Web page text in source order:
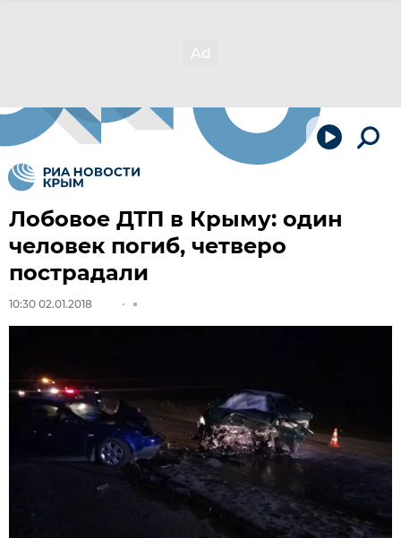
Лобовое ДТП в Крыму: один
человек погиб, четверо
пострадали
10:30 02.01.2018